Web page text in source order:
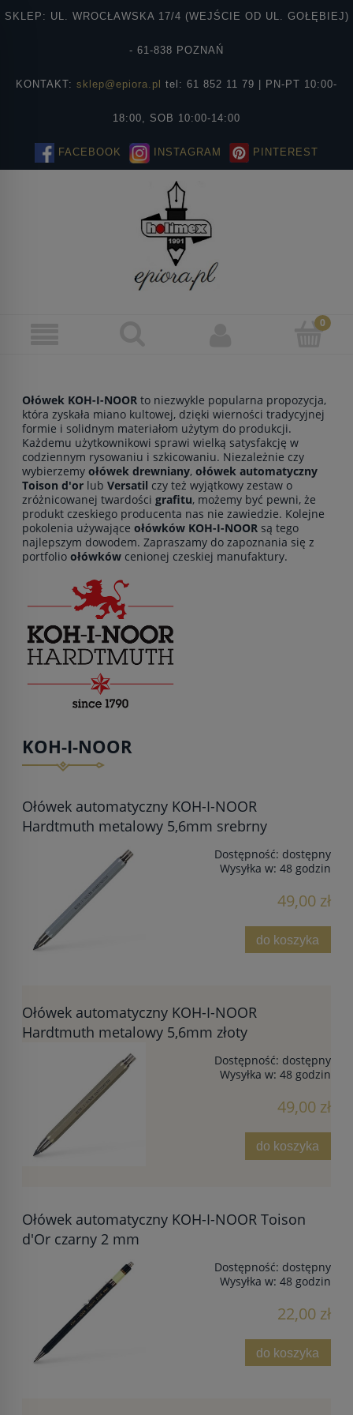
SKLEP: UL. WROCŁAWSKA 17/4 (WEJŚCIE OD UL. GOŁĘBIEJ)
- 61-838 POZNAŃ
KONTAKT: sklep@epiora.pl tel: 61 852 11 79 | PN-PT 10:00-
18:00, SOB 10:00-14:00
FACEBOOK INSTAGRAM PINTEREST
Ołówek KOH-I-NOOR to niezwykle popularna propozycja,
która zyskała miano kultowej, dzięki wierności tradycyjnej
formie i solidnym materiałom użytym do produkcji.
Każdemu użytkownikowi sprawi wielką satysfakcję w
codziennym rysowaniu i szkicowaniu. Niezależnie czy
wybierzemy ołówek drewniany, ołówek automatyczny
Toison d'or lub Versatil czy też wyjątkowy zestaw o
zróżnicowanej twardości grafitu, możemy być pewni, że
produkt czeskiego producenta nas nie zawiedzie. Kolejne
pokolenia używające ołówków KOH-I-NOOR są tego
najlepszym dowodem. Zapraszamy do zapoznania się z
portfolio ołówków cenionej czeskiej manufaktury.
KOH-I-NOOR
Ołówek automatyczny KOH-I-NOOR
Hardtmuth metalowy 5,6mm srebrny
Dostępność: dostępny
Wysyłka w: 48 godzin
49,00 zł
do koszyka
Ołówek automatyczny KOH-I-NOOR
Hardtmuth metalowy 5,6mm złoty
Dostępność: dostępny
Wysyłka w: 48 godzin
49,00 zł
do koszyka
Ołówek automatyczny KOH-I-NOOR Toison
d'Or czarny 2 mm
Dostępność: dostępny
Wysyłka w: 48 godzin
22,00 zł
do koszyka